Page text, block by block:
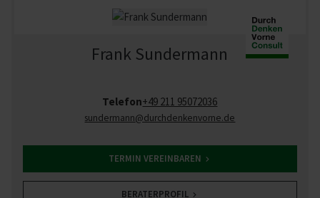
Frank Sundermann
Telefon+49 211 95072036
sundermann@durchdenkenvorne.de
TERMIN VEREINBAREN
BERATERPROFIL